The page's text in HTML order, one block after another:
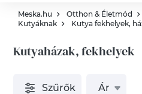
Meska.hu Otthon & Életmód
Kutyáknak
Kutya fekhelyek,
Kutyaházak, fekhelyek
Szűrők Ár